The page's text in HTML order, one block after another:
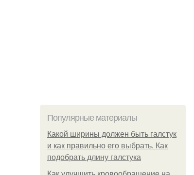
Популярные материалы
Какой ширины должен быть галстук
и как правильно его выбрать. Как
подобрать длину галстука